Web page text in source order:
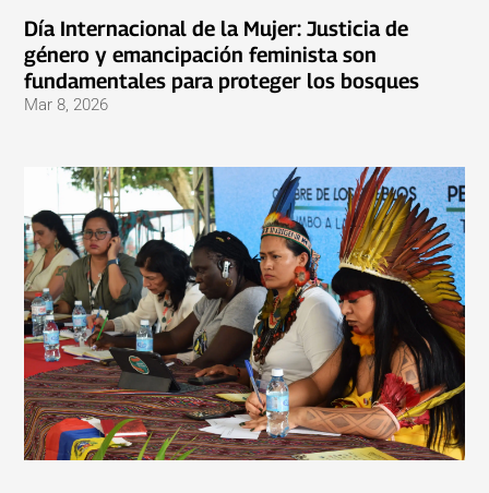
Día Internacional de la Mujer: Justicia de
género y emancipación feminista son
fundamentales para proteger los bosques
Mar 8, 2026